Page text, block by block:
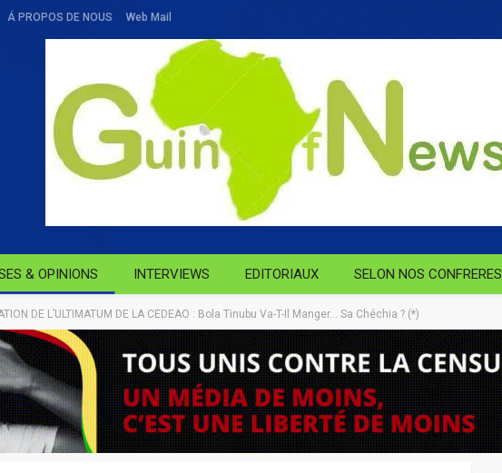
Á PROPOS DE NOUS Web Mail
& OPINIONS INTERVIEWS EDITORIAUX SELON NOS CONFRERES
DE L’ULTIMATUM DE LA CEDEAO : Bola Tinubu Va-T-Il Manger… Sa Chéchia ? (*)